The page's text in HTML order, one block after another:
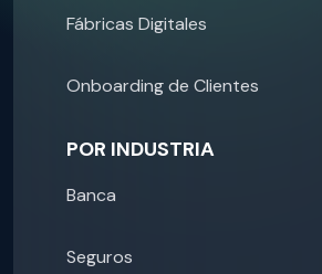
Fábricas Digitales
Onboarding de Clientes
POR INDUSTRIA
Banca
Seguros